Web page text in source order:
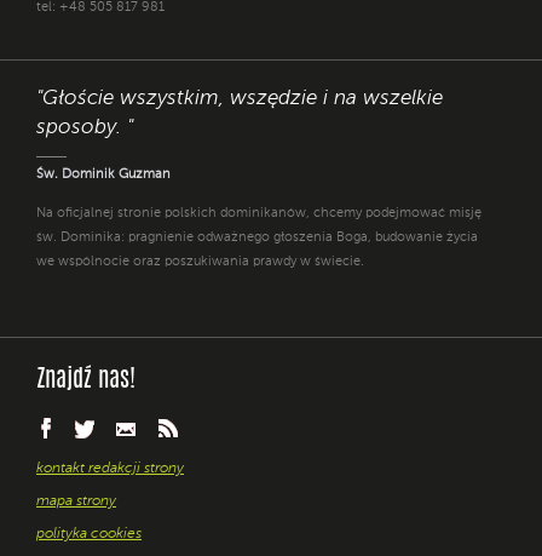
tel: +48 505 817 981
"Głoście wszystkim, wszędzie i na wszelkie
sposoby. "
Św. Dominik Guzman
Na oficjalnej stronie polskich dominikanów, chcemy podejmować misję
św. Dominika: pragnienie odważnego głoszenia Boga, budowanie życia
we wspólnocie oraz poszukiwania prawdy w świecie.
Znajdź nas!
kontakt redakcji strony
mapa strony
polityka cookies